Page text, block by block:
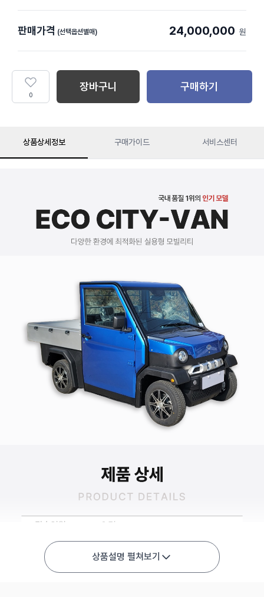
판매가격 (선택옵션별매) 24,000,000 원
0
장바구니 구매하기
상품상세정보 구매가이드 서비스센터
상품설명 펼쳐보기